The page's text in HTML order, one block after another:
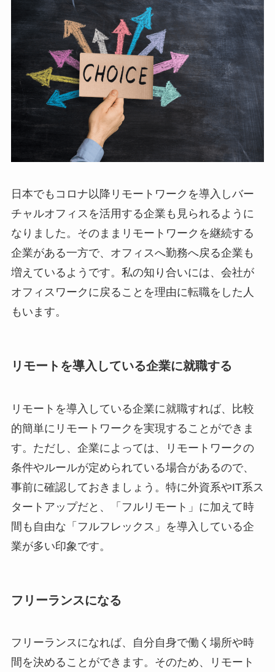
日本でもコロナ以降リモートワークを導入しバー
チャルオフィスを活用する企業も見られるように
なりました。そのままリモートワークを継続する
企業がある一方で、オフィスへ勤務へ戻る企業も
増えているようです。私の知り合いには、会社が
オフィスワークに戻ることを理由に転職をした人
もいます。
リモートを導入している企業に就職する
リモートを導入している企業に就職すれば、比較
的簡単にリモートワークを実現することができま
す。ただし、企業によっては、リモートワークの
条件やルールが定められている場合があるので、
事前に確認しておきましょう。特に外資系やIT系ス
タートアップだと、「フルリモート」に加えて時
間も自由な「フルフレックス」を導入している企
業が多い印象です。
フリーランスになる
フリーランスになれば、自分自身で働く場所や時
間を決めることができます。そのため、リモート